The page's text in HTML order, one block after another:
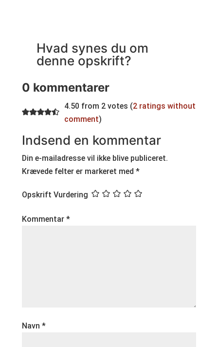
Hvad synes du om
denne opskrift?
0 kommentarer
4.50 from 2 votes (2 ratings without
comment)
Indsend en kommentar
Din e-mailadresse vil ikke blive publiceret.
Krævede felter er markeret med *
Opskrift Vurdering
Kommentar *
Navn *